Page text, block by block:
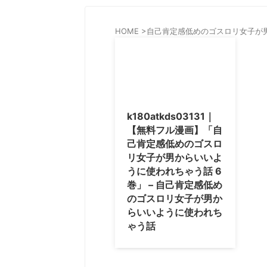
HOME >自己肯定感低めのゴスロリ女子
k180atkds03131｜
【無料フル漫画】「自
己肯定感低めのゴスロ
リ女子が男からいいよ
うに使われちゃう話 6
巻」 – 自己肯定感低め
のゴスロリ女子が男か
らいいように使われち
ゃう話